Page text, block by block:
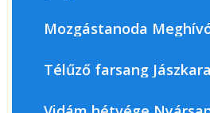
Mozgástanoda
Télűző farsang